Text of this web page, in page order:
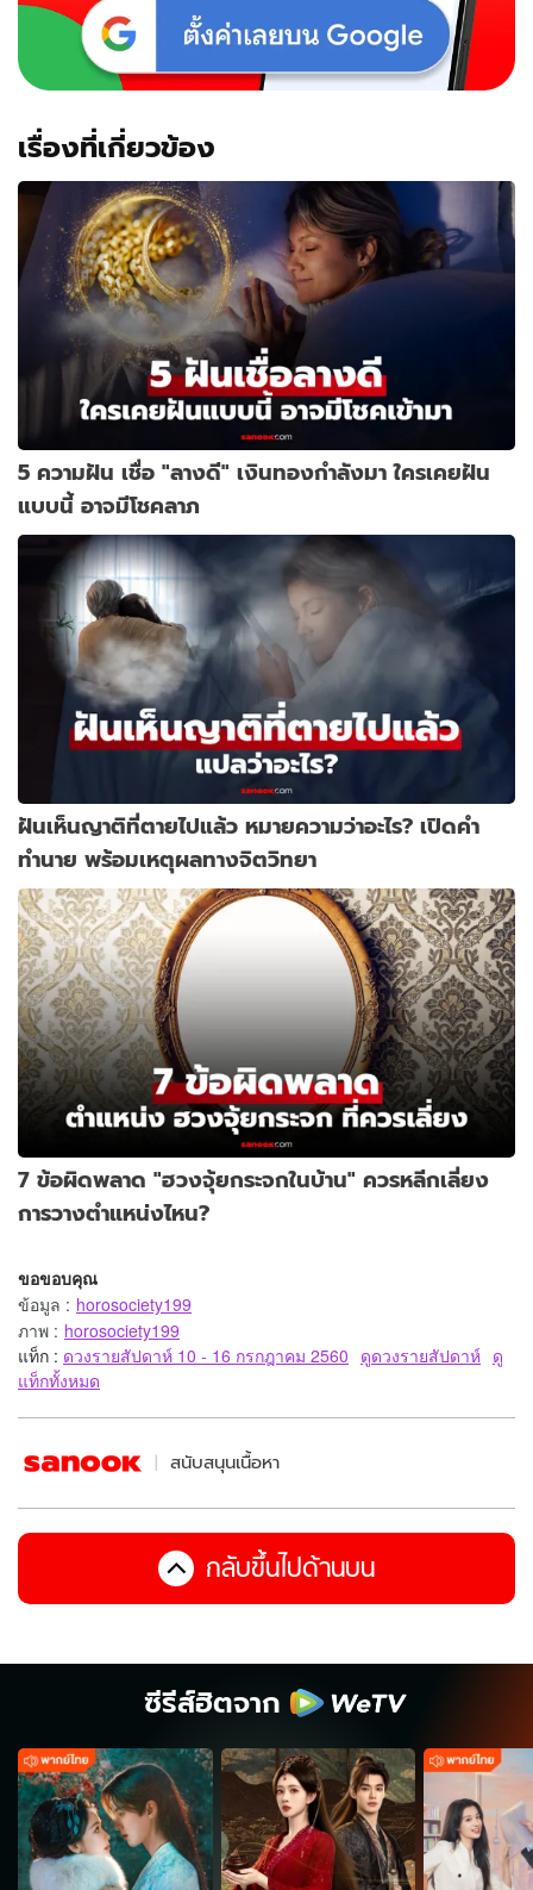
เรื่องที่เกี่ยวข้อง
5 ความฝัน เชื่อ "ลางดี" เงินทองกำลังมา ใครเคยฝัน
แบบนี้ อาจมีโชคลาภ
ฝันเห็นญาติที่ตายไปแล้ว หมายความว่าอะไร? เปิดคำ
ทำนาย พร้อมเหตุผลทางจิตวิทยา
7 ข้อผิดพลาด "ฮวงจุ้ยกระจกในบ้าน" ควรหลีกเลี่ยง
การวางตำแหน่งไหน?
ขอขอบคุณ
ข้อมูล : horosociety199
ภาพ : horosociety199
แท็ก : ดวงรายสัปดาห์ 10 - 16 กรกฎาคม 2560 ดูดวงรายสัปดาห์ ดู
แท็กทั้งหมด
สนับสนุนเนื้อหา
กลับขึ้นไปด้านบน
ซีรีส์ฮิตจาก